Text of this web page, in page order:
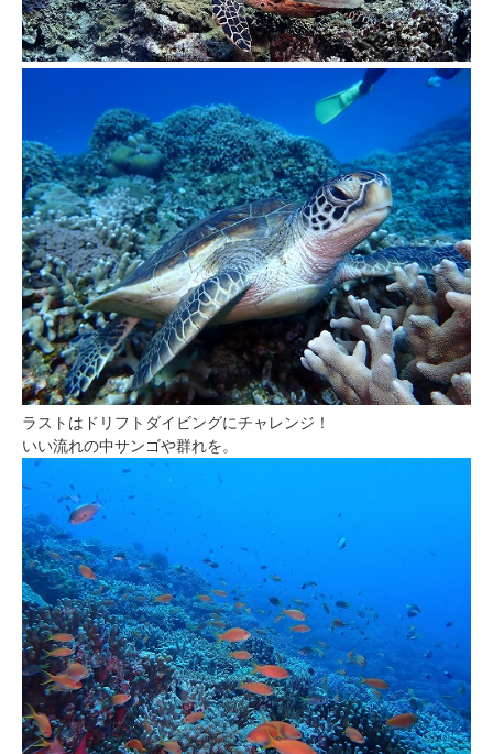
ラストはドリフトダイビングにチャレンジ！
いい流れの中サンゴや群れを。